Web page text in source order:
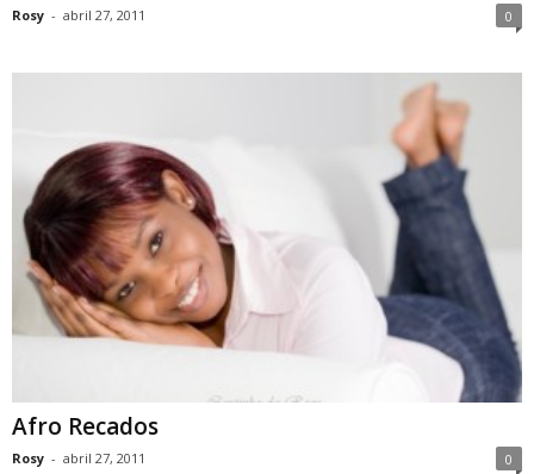
Rosy - abril 27, 2011 0
Afro Recados
Rosy - abril 27, 2011 0